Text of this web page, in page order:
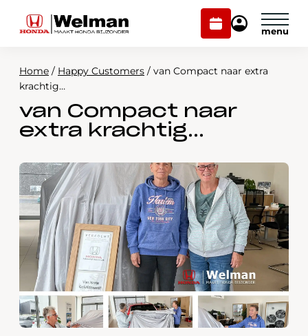
Plan
onderhoud
Mijn
Modellen
Voorraad
Over ons
Webshop
Contact
Plan onderhoud
Home / Happy Customers / van Compact naar extra
krachtig…
van Compact naar
extra krachtig…